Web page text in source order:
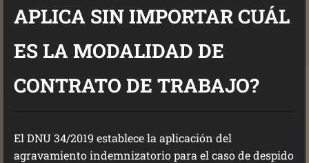
APLICA SIN IMPORTAR CUÁL
ES LA MODALIDAD DE
CONTRATO DE TRABAJO?
El DNU 34/2019 establece la aplicación del
agravamiento indemnizatorio para el caso de despido